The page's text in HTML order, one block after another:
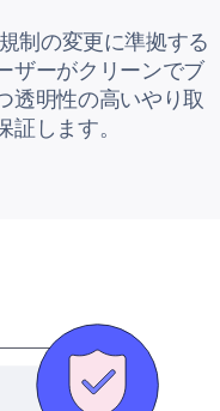
制の変更に準拠する
ザーがクリーンでブ
透明性の高いやり取
します。